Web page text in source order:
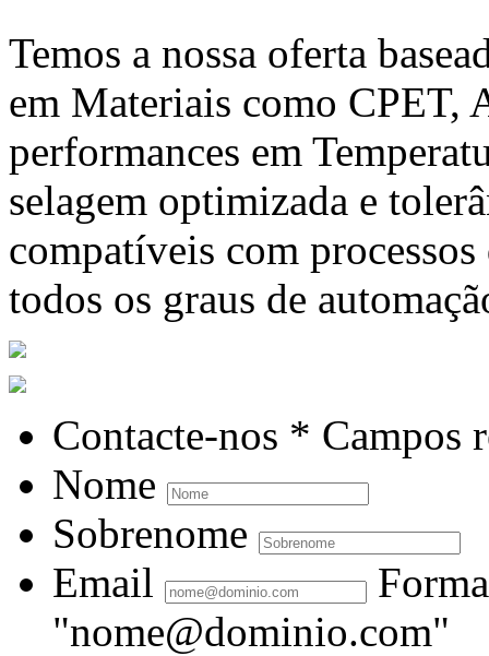
Temos a nossa oferta
em Materiais como CPET,
performances em
selagem optimizada e
compatíveis com
todos os graus de
Contacte-nos * Campos
Nome
Sobrenome
Email
"nome@dominio.com"